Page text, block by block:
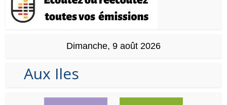
Dimanche, 9 août 2026
Aux Iles